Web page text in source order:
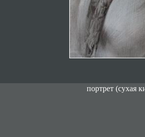
портрет (сухая